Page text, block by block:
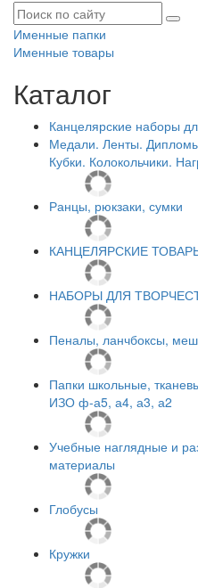
Именные папки
Именные товары
Каталог
Канцелярские наборы
Медали. Ленты.
Кубки. Колокольчики.
Ранцы, рюкзаки, сумки
КАНЦЕЛЯРСКИЕ
НАБОРЫ ДЛЯ
Пеналы, ланчбоксы,
Папки школьные,
ИЗО ф-а5, а4, а3, а2
Учебные наглядные и
материалы
Глобусы
Кружки